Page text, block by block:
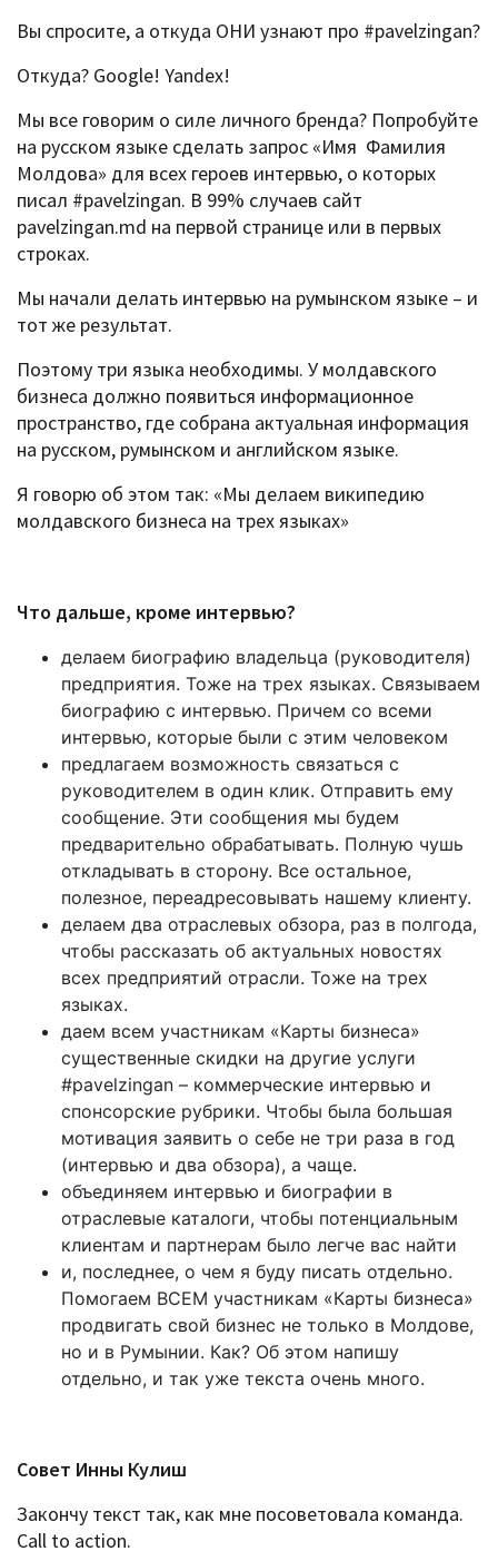
Вы спросите, а откуда ОНИ узнают про #pavelzingan?
Откуда? Google! Yandex!
Мы все говорим о силе личного бренда? Попробуйте
на русском языке сделать запрос «Имя Фамилия
Молдова» для всех героев интервью, о которых
писал #pavelzingan. В 99% случаев сайт
pavelzingan.md на первой странице или в первых
строках.
Мы начали делать интервью на румынском языке – и
тот же результат.
Поэтому три языка необходимы. У молдавского
бизнеса должно появиться информационное
пространство, где собрана актуальная информация
на русском, румынском и английском языке.
Я говорю об этом так: «Мы делаем википедию
молдавского бизнеса на трех языках»
Что дальше, кроме интервью?
делаем биографию владельца (руководителя)
предприятия. Тоже на трех языках. Связываем
биографию с интервью. Причем со всеми
интервью, которые были с этим человеком
предлагаем возможность связаться с
руководителем в один клик. Отправить ему
сообщение. Эти сообщения мы будем
предварительно обрабатывать. Полную чушь
откладывать в сторону. Все остальное,
полезное, переадресовывать нашему клиенту.
делаем два отраслевых обзора, раз в полгода,
чтобы рассказать об актуальных новостях
всех предприятий отрасли. Тоже на трех
языках.
даем всем участникам «Карты бизнеса»
существенные скидки на другие услуги
#pavelzingan – коммерческие интервью и
спонсорские рубрики. Чтобы была большая
мотивация заявить о себе не три раза в год
(интервью и два обзора), а чаще.
объединяем интервью и биографии в
отраслевые каталоги, чтобы потенциальным
клиентам и партнерам было легче вас найти
и, последнее, о чем я буду писать отдельно.
Помогаем ВСЕМ участникам «Карты бизнеса»
продвигать свой бизнес не только в Молдове,
но и в Румынии. Как? Об этом напишу
отдельно, и так уже текста очень много.
Совет Инны Кулиш
Закончу текст так, как мне посоветовала команда.
Call to action.